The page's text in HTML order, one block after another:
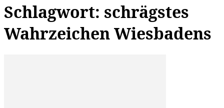
Schlagwort: schrägstes
Wahrzeichen Wiesbadens